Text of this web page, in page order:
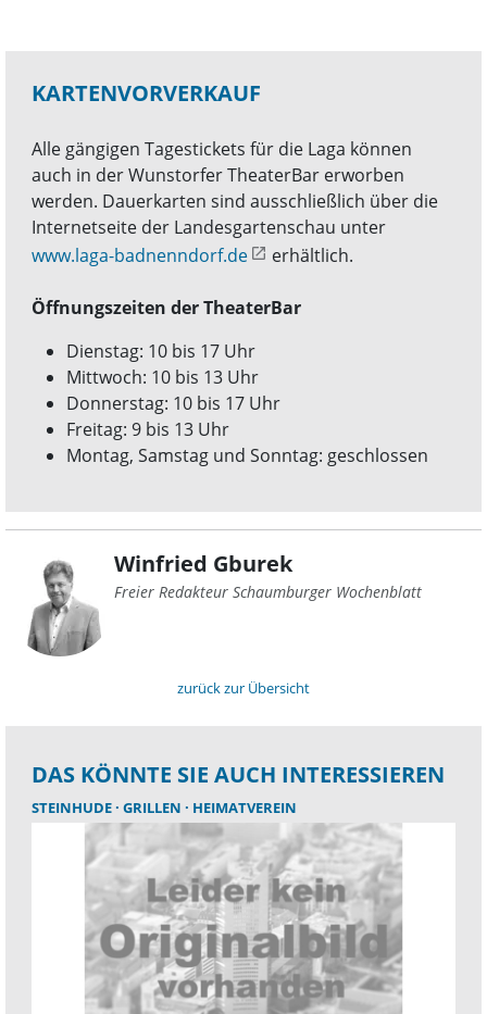
KARTENVORVERKAUF
Alle gängigen Tagestickets für die Laga können
auch in der Wunstorfer TheaterBar erworben
werden. Dauerkarten sind ausschließlich über die
Internetseite der Landesgartenschau unter
www.laga-badnenndorf.de
erhältlich.
Öffnungszeiten der TheaterBar
Dienstag: 10 bis 17 Uhr
Mittwoch: 10 bis 13 Uhr
Donnerstag: 10 bis 17 Uhr
Freitag: 9 bis 13 Uhr
Montag, Samstag und Sonntag: geschlossen
Winfried Gburek
Freier Redakteur Schaumburger Wochenblatt
zurück zur Übersicht
DAS KÖNNTE SIE AUCH INTERESSIEREN
STEINHUDE GRILLEN HEIMATVEREIN